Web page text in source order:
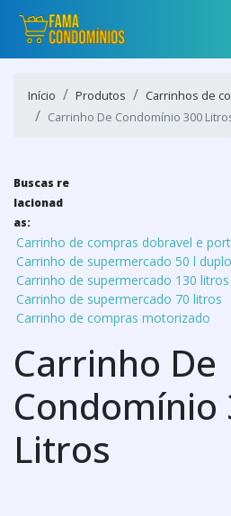
Início Produtos
Carrinhos de
Carrinho De Condomínio 300
Buscas re
lacionad
as:
Carrinho de compras dobravel e
Carrinho de supermercado 50 l
Carrinho de supermercado 130 litros
Carrinho de supermercado 70 litros
Carrinho de compras motorizado
Carrinho De
Condomínio
Litros